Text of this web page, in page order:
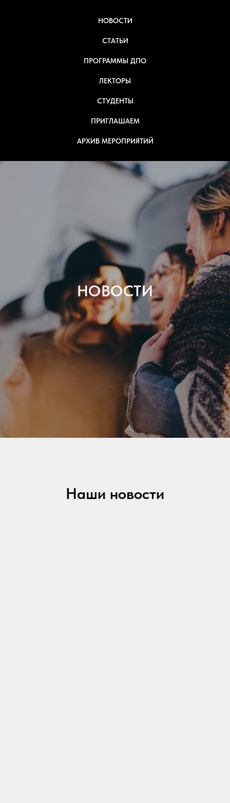
НОВОСТИ
СТАТЬИ
ПРОГРАММЫ ДПО
ЛЕКТОРЫ
СТУДЕНТЫ
ПРИГЛАШАЕМ
АРХИВ МЕРОПРИЯТИЙ
НОВОСТИ
Наши новости